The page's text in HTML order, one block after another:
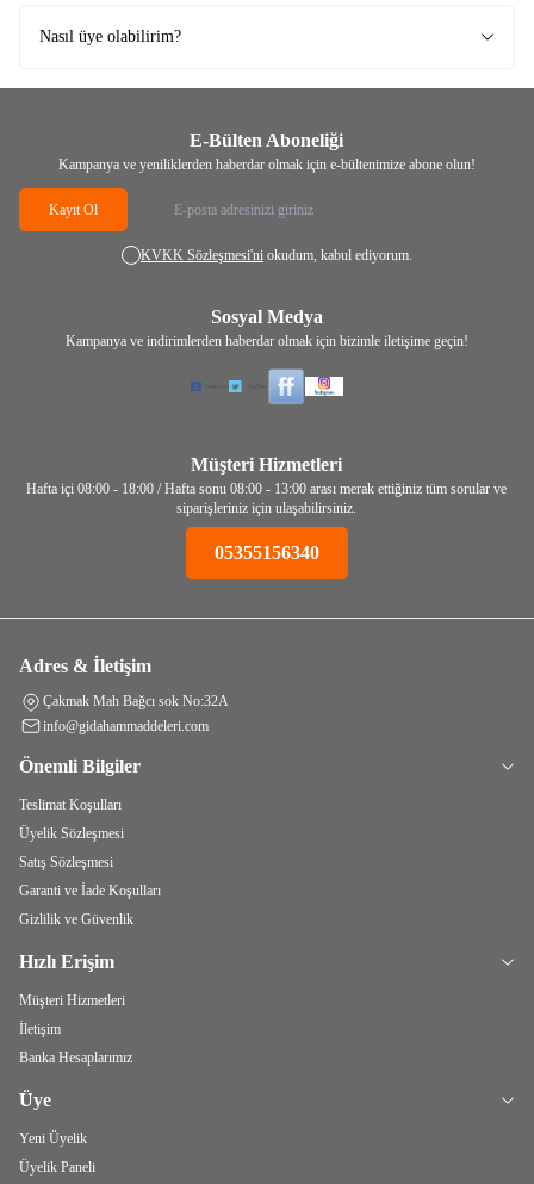
Nasıl üye olabilirim?
E-Bülten Aboneliği
Kampanya ve yeniliklerden haberdar olmak için e-bültenimize abone olun!
Kayıt Ol
KVKK Sözleşmesi'niokudum, kabul ediyorum.
Sosyal Medya
Kampanya ve indirimlerden haberdar olmak için bizimle iletişime geçin!
Müşteri Hizmetleri
Hafta içi 08:00 - 18:00 / Hafta sonu 08:00 - 13:00 arası merak ettiğiniz tüm sorular ve
siparişleriniz için ulaşabilirsiniz.
05355156340
Adres & İletişim
Çakmak Mah Bağcı sok No:32A
info@gidahammaddeleri.com
Önemli Bilgiler
Teslimat Koşulları
Üyelik Sözleşmesi
Satış Sözleşmesi
Garanti ve İade Koşulları
Gizlilik ve Güvenlik
Hızlı Erişim
Müşteri Hizmetleri
İletişim
Banka Hesaplarımız
Üye
Yeni Üyelik
Üyelik Paneli